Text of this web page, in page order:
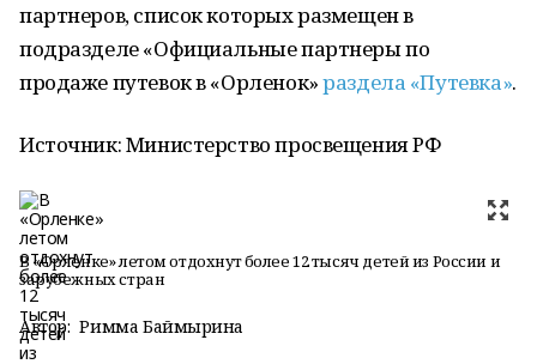
партнеров, список которых размещен в
подразделе «Официальные партнеры по
продаже путевок в «Орленок»раздела «Путевка».
Источник: Министерство просвещения РФ
В «Орленке» летом отдохнут более 12 тысяч детей из России и
зарубежных стран
Автор: Римма Баймырҙина